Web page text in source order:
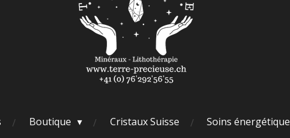
Boutique Cristaux Suisse Soins énergétique